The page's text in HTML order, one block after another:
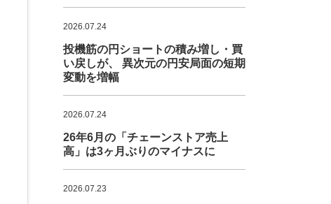
2026.07.24
投機筋の円ショートの積み増し・買
い戻しが、 異次元の円安局面の短期
変動を増幅
2026.07.24
26年6月の「チェーンストア売上
高」は3ヶ月ぶりのマイナスに
2026.07.23